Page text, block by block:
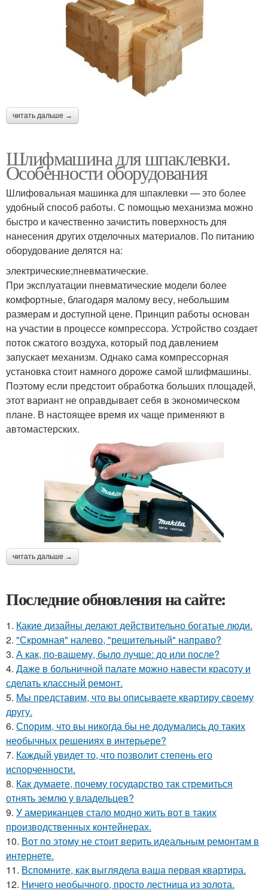
читать дальше →
Шлифмашина для шпаклевки.
Особенности оборудования
Шлифовальная машинка для шпаклевки — это более
удобный способ работы. С помощью механизма можно
быстро и качественно зачистить поверхность для
нанесения других отделочных материалов. По питанию
оборудование делятся на:
электрические;пневматические.
При эксплуатации пневматические модели более
комфортные, благодаря малому весу, небольшим
размерам и доступной цене. Принцип работы основан
на участии в процессе компрессора. Устройство создает
поток сжатого воздуха, который под давлением
запускает механизм. Однако сама компрессорная
установка стоит намного дороже самой шлифмашины.
Поэтому если предстоит обработка больших площадей,
этот вариант не оправдывает себя в экономическом
плане. В настоящее время их чаще применяют в
автомастерских.
читать дальше →
Последние обновления на сайте:
1. Какие дизайны делают действительно богатые люди.
2. "Скромная" налево, "решительный" направо?
3. А как, по-вашему, было лучше: до или после?
4. Даже в больничной палате можно навести красоту и
сделать классный ремонт.
5. Мы представим, что вы описываете квартиру своему
другу.
6. Спорим, что вы никогда бы не додумались до таких
необычных решениях в интерьере?
7. Каждый увидет то, что позволит степень его
испорченности.
8. Как думаете, почему государство так стремиться
отнять землю у владельцев?
9. У американцев стало модно жить вот в таких
производственных контейнерах.
10. Вот по этому не стоит верить идеальным ремонтам в
интернете.
11. Вспомните, как выглядела ваша первая квартира.
12. Ничего необычного, просто лестница из золота.